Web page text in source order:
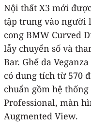
Nội thất X3 mới
tập trung vào người
cong BMW Curved
lẫy chuyển số và
Bar. Ghế da
có dung tích từ 570
chuẩn gồm hệ
Professional, màn
Augmented View.